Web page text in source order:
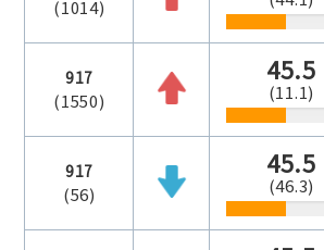
(1014)
917
(1550)
45.5
(11.1)
917
(56)
45.5
(46.3)